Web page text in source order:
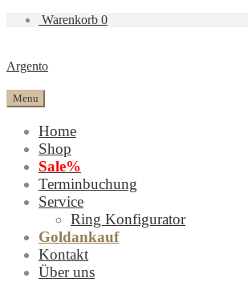
Warenkorb 0
Argento
Menu
Home
Shop
Sale%
Terminbuchung
Service
Ring Konfigurator
Goldankauf
Kontakt
Über uns